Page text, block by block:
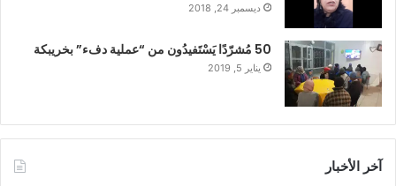
ديسمبر 24, 2018
50 مُشرّدًا يَسْتَفيدُون من “عملية دفء” بخريبكة
يناير 5, 2019
آخر الأخبار